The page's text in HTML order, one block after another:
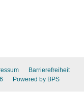
Barrierefreiheit
Powered by BPS